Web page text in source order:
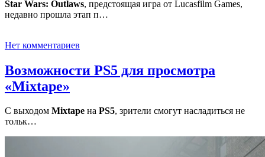
Star Wars: Outlaws, предстоящая игра от Lucasfilm Games,
недавно прошла этап п…
Нет комментариев
Возможности PS5 для просмотра
«Mixtape»
С выходом Mixtape на PS5, зрители смогут насладиться не
тольк…